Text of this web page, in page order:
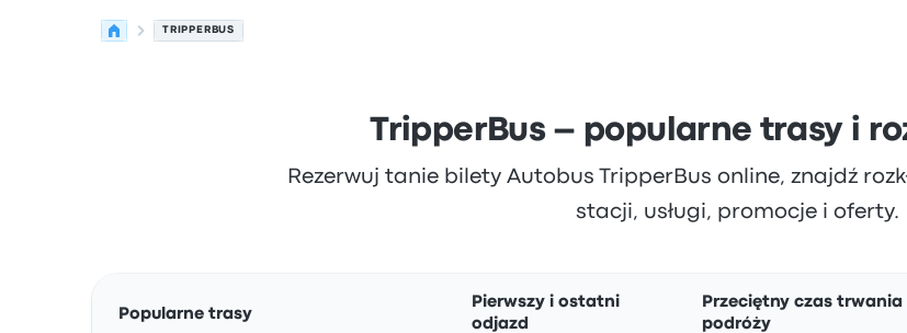
TRIPPERBUS
TripperBus – popularne trasy i
Rezerwuj tanie bilety Autobus TripperBus online, znajdź
stacji, usługi, promocje i oferty.
Popularne trasy
Pierwszy i ostatni
odjazd
Przeciętny czas trwania
podróży